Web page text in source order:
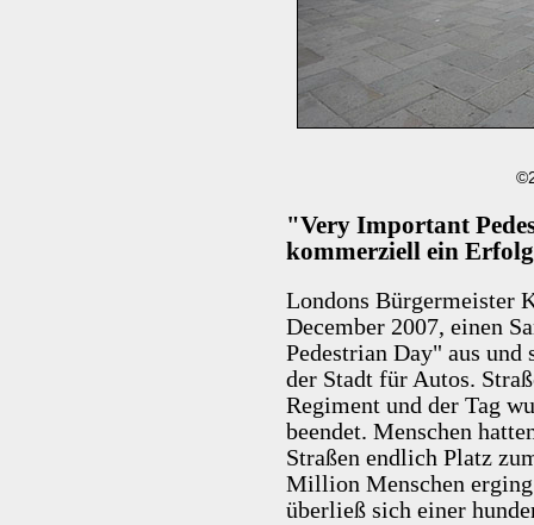
"Very Important
kommerziell ein Erfolg
Londons Bürgermeister
December 2007, einen
Pedestrian Day" aus
der Stadt für Autos.
Regiment und der Tag
beendet. Menschen
Straßen endlich Platz
Million Menschen
überließ sich einer